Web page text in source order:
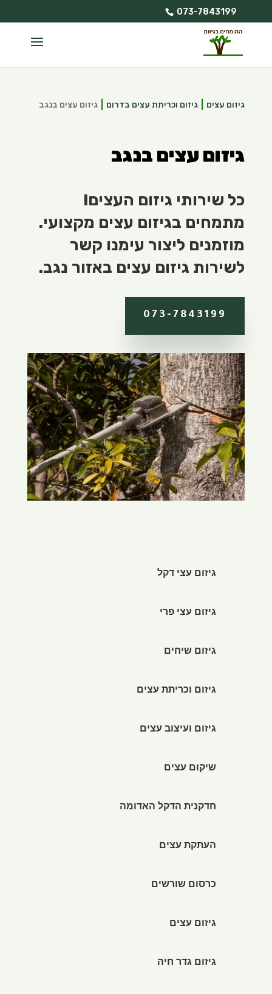
073-7843199
גיזום עצים גיזום וכריתת עצים בדרום גיזום עצים בנגב
גיזום עצים בנגב
כל שירותי גיזום העצים!
מתמחים בגיזום עצים מקצועי.
מוזמנים ליצור עימנו קשר
לשירות גיזום עצים באזור נגב.
073-7843199
גיזום עצי דקל
גיזום עצי פרי
גיזום שיחים
גיזום וכריתת עצים
גיזום ועיצוב עצים
שיקום עצים
חדקנית הדקל האדומה
העתקת עצים
כרסום שורשים
גיזום עצים
גיזום גדר חיה